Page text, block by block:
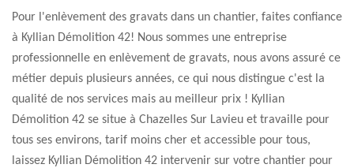
Pour l'enlèvement des gravats dans un chantier, faites confiance
à Kyllian Démolition 42! Nous sommes une entreprise
professionnelle en enlèvement de gravats, nous avons assuré ce
métier depuis plusieurs années, ce qui nous distingue c'est la
qualité de nos services mais au meilleur prix ! Kyllian
Démolition 42 se situe à Chazelles Sur Lavieu et travaille pour
tous ses environs, tarif moins cher et accessible pour tous,
laissez Kyllian Démolition 42 intervenir sur votre chantier pour